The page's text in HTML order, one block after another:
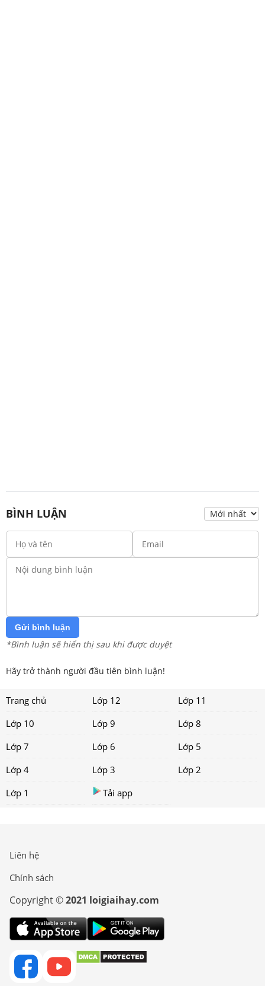
BÌNH LUẬN
Gửi bình luận
*Bình luận sẽ hiển thị sau khi được duyệt
Hãy trở thành người đầu tiên bình luận!
Trang chủ Lớp 12
Lớp 11
Lớp 10
Lớp 9
Lớp 8
Lớp 7
Lớp 6
Lớp 5
Lớp 4
Lớp 3
Lớp 2
Lớp 1
Tải app
Liên hệ
Chính sách
Copyright ©2021 loigiaihay.com